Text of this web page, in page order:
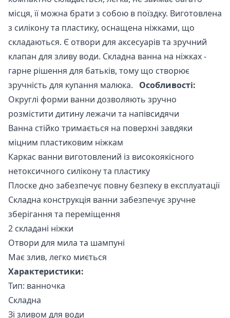
місця, її можна брати з собою в поїздку. Виготовлена
з силікону та пластику, оснащена ніжками, що
складаються. Є отвори для аксесуарів та зручний
клапан для зливу води. Складна ванна на ніжках -
гарне рішення для батьків, тому що створює
зручність для купання малюка. Особливості:
Округлі форми ванни дозволяють зручно
розмістити дитину лежачи та напівсидячи
Ванна стійко тримається на поверхні завдяки
міцним пластиковим ніжкам
Каркас ванни виготовлений із високоякісного
нетоксичного силікону та пластику
Плоске дно забезпечує повну безпеку в експлуатації
Складна конструкція ванни забезпечує зручне
зберігання та переміщення
2 складані ніжки
Отвори для мила та шампуні
Має злив, легко миється
Характеристики:
Тип: ванночка
Складна
Зі зливом для води